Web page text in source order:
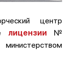
центр
лицензии №